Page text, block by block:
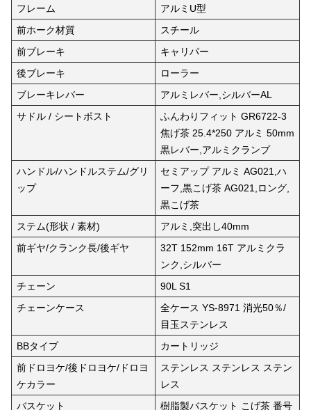
フレーム
アルミU型
前ホーク材質
スチール
前ブレーキ
キャリパー
後ブレーキ
ローラー
ブレーキレバー
アルミレバー,シルバーAL
サドル / シートポスト
ふんわりフィット GR6722-3
焦げ茶 25.4*250 アルミ 50mm
黒レバー,アルミクランプ
ハンドル/ハンドルステム/グリ
ップ
セミアップ アルミ AG021,ハ
ーフ,黒こげ茶 AG021,ロング,
黒こげ茶
ステム(形状 / 素材)
アルミ,突出し40mm
前ギヤ/クランク長/後ギヤ
32T 152mm 16T アルミクラ
ンク,シルバー
チェーン
90L S1
チェーンケース
全ケース YS-8971 消光50％/
目玉ステンレス
BBタイプ
カートリッジ
前ドロヨケ/後ドロヨケ/ドロヨ
ケカラー
ステンレス ステンレス ステン
レス
バスケット
樹脂製バスケット こげ茶 番号